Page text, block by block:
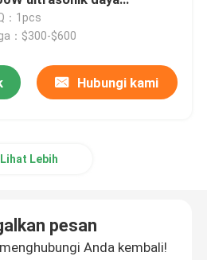
Transducer
：1pcs
：$300-$600
Hubungi kami
Lihat Lebih
pesan
Anda kembali!